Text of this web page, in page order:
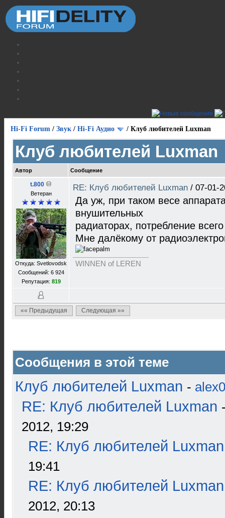
Hi-Fi Forum / Звук / Hi-Fi Аудио / Клуб любителей Luxman
Клуб любителей Luxman
Автор Сообщение
t.800
Ветеран
Откуда: Svetlovodsk
Сообщений: 6 924
Репутация: 819
RE: Клуб любителей Luxman / 07-01-
Да уж, при таком весе
внушительных
радиаторах, потребление
Мне далёкому от
WINNEN of LEREN
«« Предыдущая Следующая »»
Сообщения в этой теме
Клуб любителей Luxman -
RE: Клуб любителей Luxman
2012, 19:29
RE: Клуб любителей Luxman
19:41
RE: Клуб любителей Luxman
2012, 20:13